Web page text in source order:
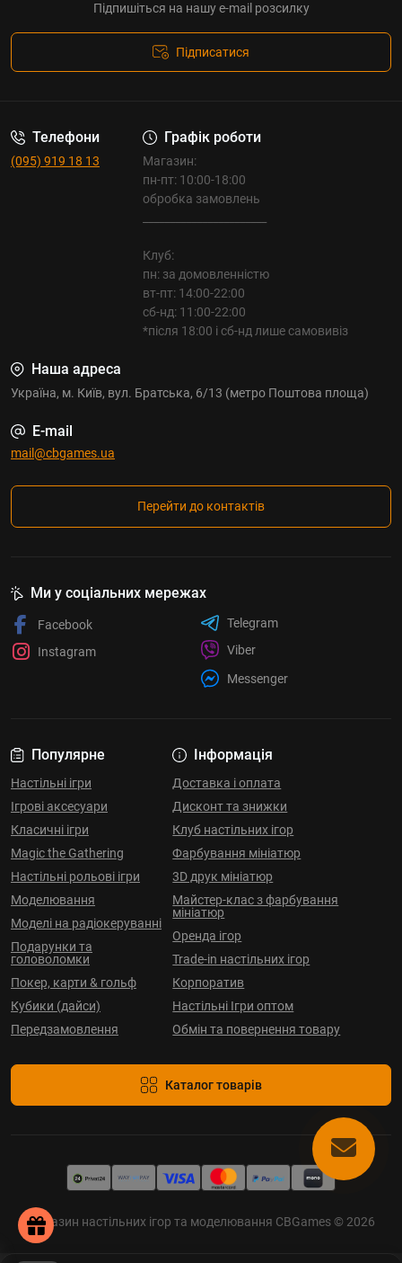
Підпишіться на нашу e-mail розсилку
Підписатися
Телефони
(095) 919 18 13
Графік роботи
Магазин:
пн-пт: 10:00-18:00
обробка замовлень
Клуб:
пн: за домовленністю
вт-пт: 14:00-22:00
сб-нд: 11:00-22:00
*після 18:00 і сб-нд лише самовивіз
Наша адреса
Україна, м. Київ, вул. Братська, 6/13 (метро Поштова площа)
E-mail
mail@cbgames.ua
Перейти до контактів
Популярне
Настільні ігри
Ігрові аксесуари
Класичні ігри
Magic the Gathering
Настільні рольові ігри
Моделювання
Моделі на радіокеруванні
Подарунки та
головоломки
Покер, карти & гольф
Кубики (дайси)
Передзамовлення
Інформація
Доставка і оплата
Дисконт та знижки
Клуб настільних ігор
Фарбування мініатюр
3D друк мініатюр
Майстер-клас з фарбування
мініатюр
Оренда ігор
Trade-in настільних ігор
Корпоратив
Настільні Ігри оптом
Обмін та повернення товару
Каталог товарів
Ми у соціальних мережах
Facebook
Instagram
Telegram
Viber
Messenger
Магазин настільних ігор та моделювання CBGames © 2026